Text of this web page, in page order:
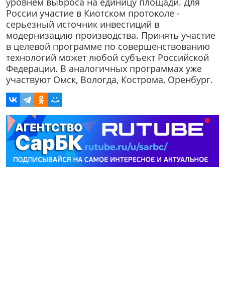
России участие в Киотском протоколе -
серьезный источник инвестиций в
модернизацию производства. Принять участие
в целевой программе по совершенствованию
технологий может любой субъект Российской
Федерации. В аналогичных программах уже
участвуют Омск, Вологда, Кострома, Оренбург.